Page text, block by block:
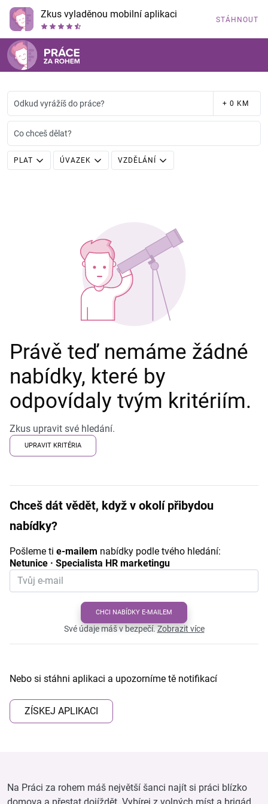
Zkus vyladěnou mobilní aplikaci STÁHNOUT
Odkud vyrážíš do práce? + 0 KM
Co chceš dělat?
PLAT ÚVAZEK VZDĚLÁNÍ
Právě teď nemáme žádné
nabídky, které by
odpovídaly tvým kritériím.
Zkus upravit své hledání.
UPRAVIT KRITÉRIA
Chceš dát vědět, když v okolí přibydou
nabídky?
Pošleme ti e-mailem nabídky podle tvého hledání:
Netunice · Specialista HR marketingu
CHCI NABÍDKY E-MAILEM
Své údaje máš v bezpečí.Zobrazit více
Nebo si stáhni aplikaci a upozorníme tě notifikací
ZÍSKEJ APLIKACI
Na Práci za rohem máš největší šanci najít si práci blízko
domova a přestat dojíždět. Vybírej z volných míst a brigád